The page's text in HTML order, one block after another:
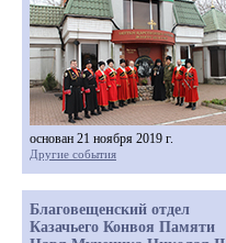
основан 21 ноября 2019 г.
Другие события
Благовещенский отдел
Казачьего Конвоя Памяти